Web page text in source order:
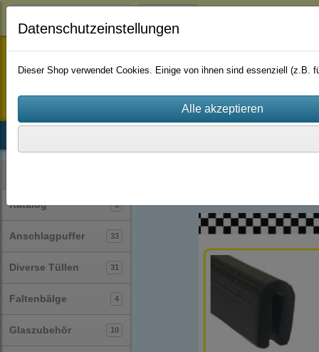
staufenbiel-berlin
Katalog 1
Anschlagpuffer 33
Diverse Tüllen 31
Faltenbälge 4
Glaszubehör 10
Datenschutzeinstellungen
Dieser Shop verwendet Cookies. Einige von ihnen sind essenziell (z.B.